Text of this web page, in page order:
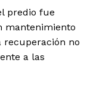
predio fue
mantenimiento
recuperación no
a las